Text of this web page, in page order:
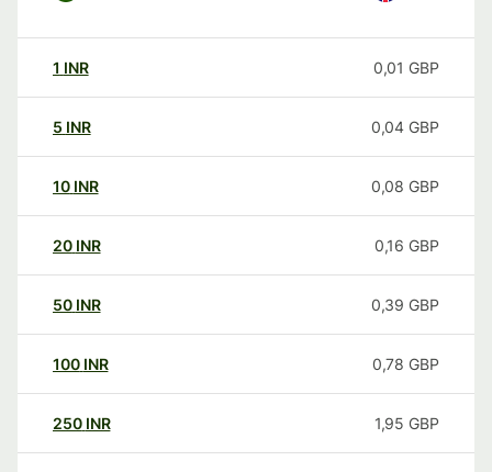
1 INR 0,01 GBP
5 INR 0,04 GBP
10 INR 0,08 GBP
20 INR 0,16 GBP
50 INR 0,39 GBP
100 INR 0,78 GBP
250 INR 1,95 GBP